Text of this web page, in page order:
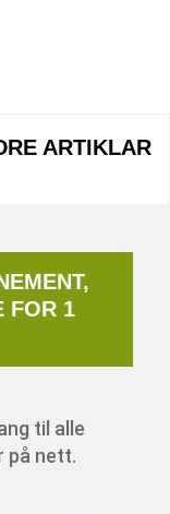
ARTIKLAR
FOR 1
til alle
på nett.